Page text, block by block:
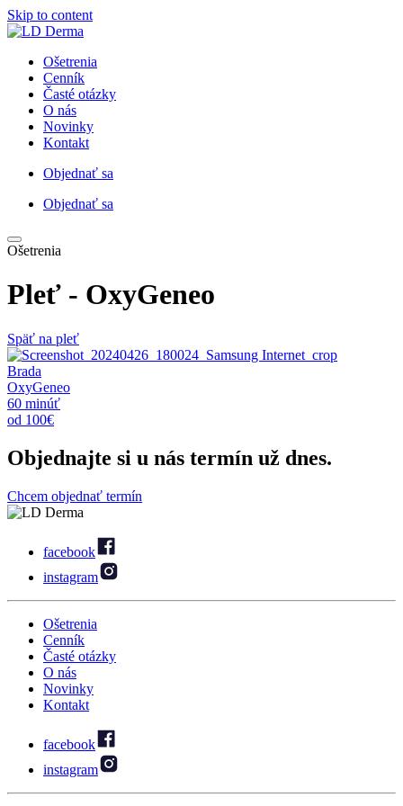
Skip to content
Ošetrenia
Cenník
Časté otázky
O nás
Novinky
Kontakt
Objednať sa
Objednať sa
Ošetrenia
Pleť - OxyGeneo
Späť na pleť
Brada
OxyGeneo
60 minúť
od 100€
Objednajte si u nás termín už dnes.
Chcem objednať termín
facebook
instagram
Ošetrenia
Cenník
Časté otázky
O nás
Novinky
Kontakt
facebook
instagram